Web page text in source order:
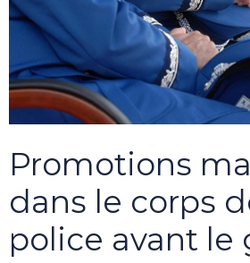
Promotions
dans le corps
police avant le